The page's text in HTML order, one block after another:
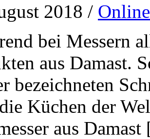
2018 /
bei Messern
aus Damast.
bezeichneten
Küchen der
aus